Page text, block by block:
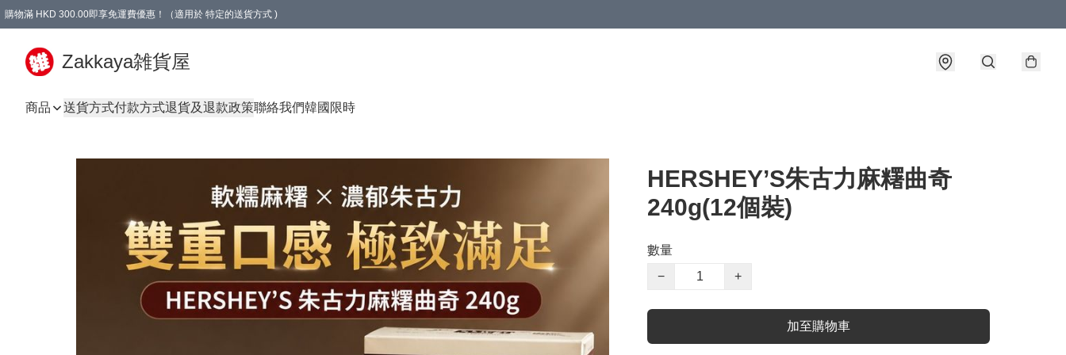
購物滿 HKD 300.00即享免運費優惠！（適用於 特定的送貨方式 )
Zakkaya雑貨屋
商品 送貨方式付款方式退貨及退款政策聯絡我們韓國限時
HERSHEY’S朱古力麻糬曲奇
240g(12個裝)
數量
−
+
加至購物車